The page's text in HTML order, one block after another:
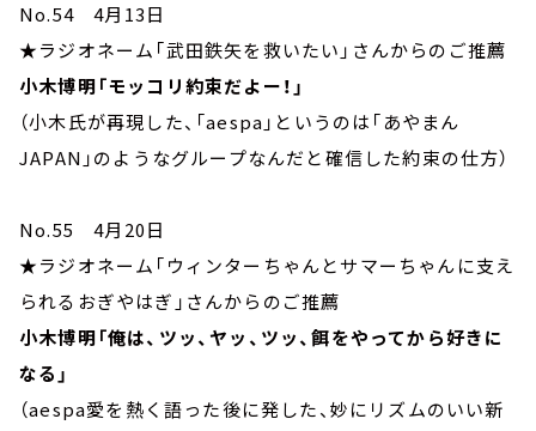
No.54 4月13日
★ラジオネーム「武田鉄矢を救いたい」さんからのご推薦
小木博明「モッコリ約束だよー！」
（小木氏が再現した、「aespa」というのは「あやまん
JAPAN」のようなグループなんだと確信した約束の仕方）
No.55 4月20日
★ラジオネーム「ウィンターちゃんとサマーちゃんに支え
られるおぎやはぎ」さんからのご推薦
小木博明「俺は、ツッ、ヤッ、ツッ、餌をやってから好きに
なる」
（aespa愛を熱く語った後に発した、妙にリズムのいい新